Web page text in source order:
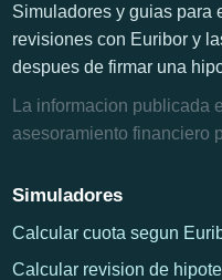
Simuladores y guias para
revisiones con Euribor y
despues de firmar una
La informacion publicada
asesoramiento financiero
Simuladores
Calcular cuota segun
Calcular revision de